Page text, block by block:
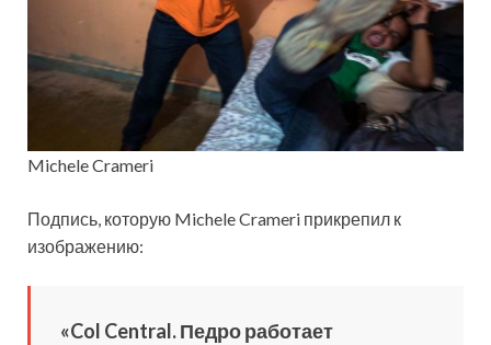
Michele Crameri
Подпись, которую Michele Crameri прикрепил к
изображению:
«Col Central. Педро работает